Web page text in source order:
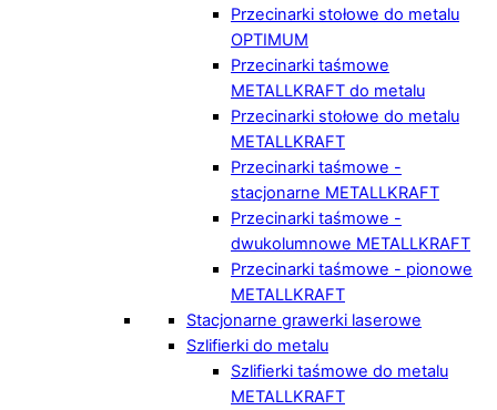
Przecinarki stołowe do metalu
OPTIMUM
Przecinarki taśmowe
METALLKRAFT do metalu
Przecinarki stołowe do metalu
METALLKRAFT
Przecinarki taśmowe -
stacjonarne METALLKRAFT
Przecinarki taśmowe -
dwukolumnowe METALLKRAFT
Przecinarki taśmowe - pionowe
METALLKRAFT
Stacjonarne grawerki laserowe
Szlifierki do metalu
Szlifierki taśmowe do metalu
METALLKRAFT